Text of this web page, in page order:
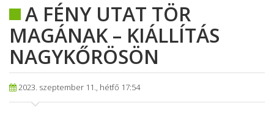
A FÉNY UTAT TÖR
MAGÁNAK – KIÁLLÍTÁS
NAGYKŐRÖSÖN
2023. szeptember 11., hétfő 17:54